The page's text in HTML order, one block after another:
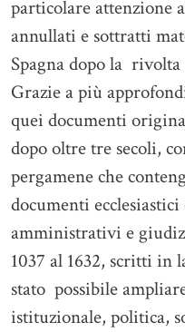
particolare attenzione
annullati e sottratti
Spagna dopo la rivolta
Grazie a più
quei documenti
dopo oltre tre secoli,
pergamene che
documenti
amministrativi e
1037 al 1632, scritti in
stato possibile
istituzionale, politica,